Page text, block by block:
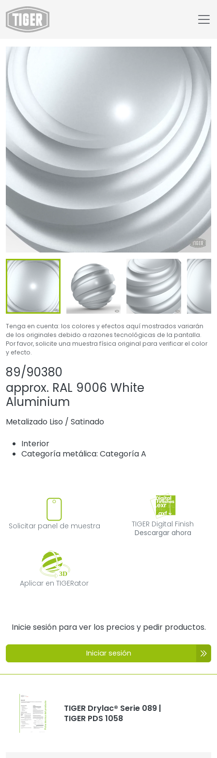
Finish Selector
89/90380 - approx. RAL 9006 White Aluminium
Tenga en cuenta: los colores y efectos aquí mostrados variarán
de los originales debido a razones tecnológicas de la pantalla.
Por favor, solicite una muestra física original para verificar el color
y efecto.
89/90380
approx. RAL 9006 White
Aluminium
Metalizado Liso / Satinado
Interior
Categoría metálica: Categoría A
Solicitar panel de muestra
Solicitar panel de muestra
TIGER Digital
TIGER Digital Finish
Descargar ahora
Aplicar en TIGERator
Aplicar en TIGERator
Inicie sesión para ver los precios y pedir productos.
Iniciar sesión
TIGER Drylac® Serie 089 |
TIGER PDS 1058